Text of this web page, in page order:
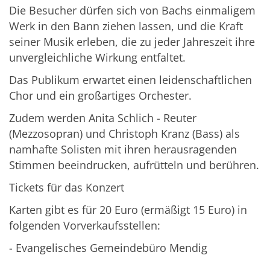
Die Besucher dürfen sich von Bachs einmaligem
Werk in den Bann ziehen lassen, und die Kraft
seiner Musik erleben, die zu jeder Jahreszeit ihre
unvergleichliche Wirkung entfaltet.
Das Publikum erwartet einen leidenschaftlichen
Chor und ein großartiges Orchester.
Zudem werden Anita Schlich - Reuter
(Mezzosopran) und Christoph Kranz (Bass) als
namhafte Solisten mit ihren herausragenden
Stimmen beeindrucken, aufrütteln und berühren.
Tickets für das Konzert
Karten gibt es für 20 Euro (ermäßigt 15 Euro) in
folgenden Vorverkaufsstellen:
- Evangelisches Gemeindebüro Mendig